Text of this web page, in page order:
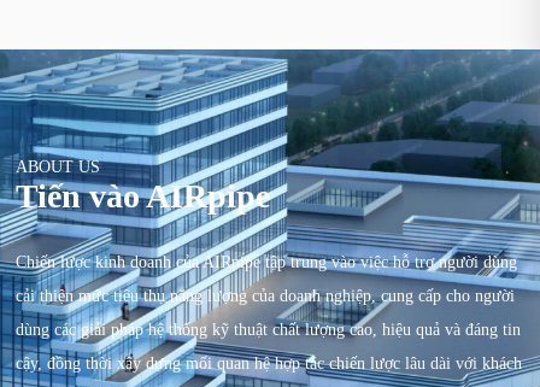
ABOUT US
Tiến vào AIRpipe
Chiến lược kinh doanh của AIRpipe tập trung vào việc hỗ trợ người dùng
cải thiện mức tiêu thụ năng lượng của doanh nghiệp, cung cấp cho người
dùng các giải pháp hệ thống kỹ thuật chất lượng cao, hiệu quả và đáng tin
cậy, đồng thời xây dựng mối quan hệ hợp tác chiến lược lâu dài với khách